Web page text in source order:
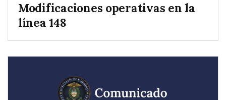
Modificaciones operativas en la
línea 148